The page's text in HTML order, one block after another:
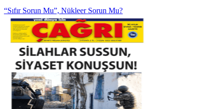
“Sıfır Sorun Mu”, Nükleer Sorun Mu?